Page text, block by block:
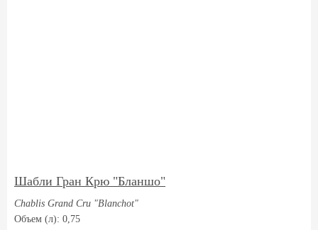
Шабли Гран Крю "Бланшо"
Chablis Grand Cru "Blanchot"
Объем (л): 0,75